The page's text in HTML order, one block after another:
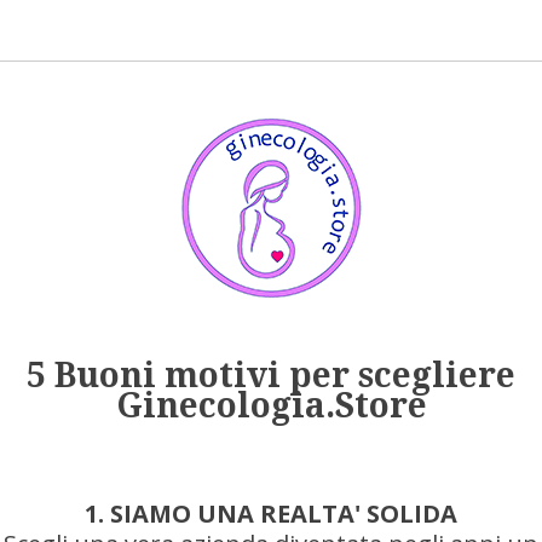
5 Buoni motivi per scegliere
Ginecologia.Store
1. SIAMO UNA REALTA' SOLIDA